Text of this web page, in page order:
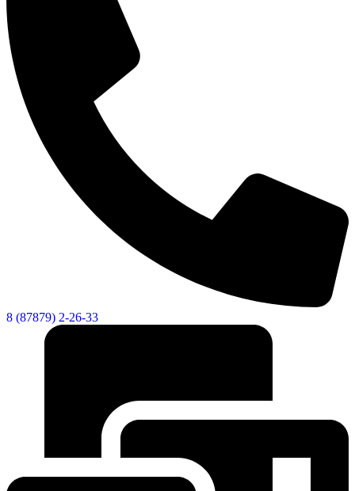
Виртуальная
Культурный
8 (87879) 2-26-33